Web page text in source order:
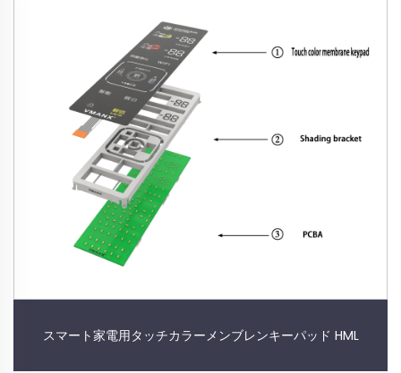
スマート家電用タッチカラーメンブレンキーパッド HML